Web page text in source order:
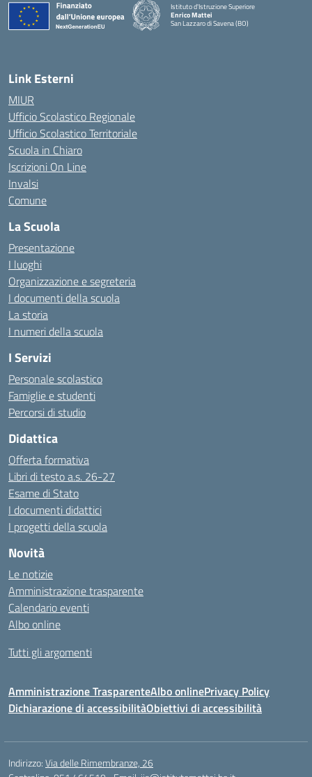
Istituto d'Istruzione Superiore
Enrico Mattei
San Lazzaro di Savena (BO)
Link Esterni
MIUR
Ufficio Scolastico Regionale
Ufficio Scolastico Territoriale
Scuola in Chiaro
Iscrizioni On Line
Invalsi
Comune
La Scuola
Presentazione
I luoghi
Organizzazione e segreteria
I documenti della scuola
La storia
I numeri della scuola
I Servizi
Personale scolastico
Famiglie e studenti
Percorsi di studio
Didattica
Offerta formativa
Libri di testo a.s. 26-27
Esame di Stato
I documenti didattici
I progetti della scuola
Novità
Le notizie
Amministrazione trasparente
Calendario eventi
Albo online
Tutti gli argomenti
Amministrazione TrasparenteAlbo onlinePrivacy Policy
Dichiarazione di accessibilitàObiettivi di accessibilità
Indirizzo:Via delle Rimembranze, 26